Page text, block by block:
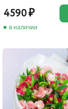
4590
в наличии